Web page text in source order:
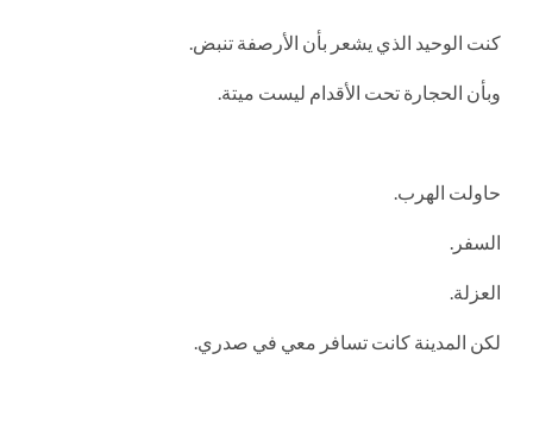
كنت الوحيد الذي يشعر بأن الأرصفة تنبض.
وبأن الحجارة تحت الأقدام ليست ميتة.
حاولت الهرب.
السفر.
العزلة.
لكن المدينة كانت تسافر معي في صدري.